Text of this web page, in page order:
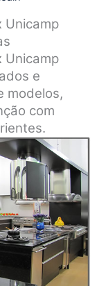
Unicamp
Unicamp
e
modelos,
com